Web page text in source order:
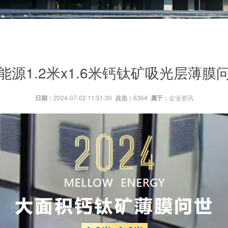
源1.2米x1.6米钙钛矿吸光层薄膜
日期： 2024-07-02 11:51:30 点击： 6364 属于： 企业资讯